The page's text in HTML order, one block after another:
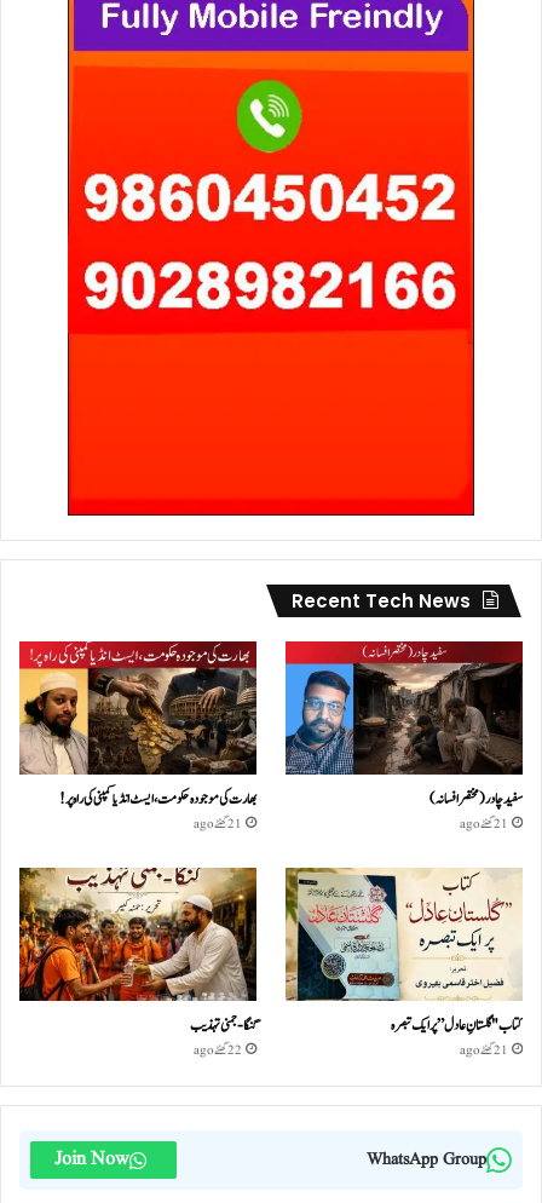
Recent Tech News
سفید چادر( مختصر افسانہ)
21 گھنٹے ago
بھارت کی موجودہ حکومت،ایسٹ انڈیا کمپنی کی راہ پر!
21 گھنٹے ago
کتاب "گلستانِ عادل” پر ایک تبصرہ
21 گھنٹے ago
گنگا-جمنی تہذیب
22 گھنٹے ago
WhatsApp Group
Join Now